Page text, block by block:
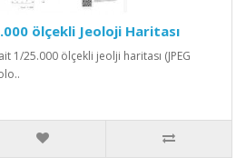
ölçekli Jeoloji Haritası
1/25.000 ölçekli jeolji haritası (JPEG